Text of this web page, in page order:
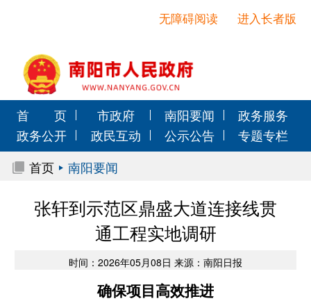
进入长者版
无障碍阅读
首 页 市政府 南阳要闻
政务服务
政务公开
政民互动 公示公告
专题专栏
首页
南阳要闻
张轩到示范区鼎盛大道连接线贯
通工程实地调研
时间：2026年05月08日 来源：南阳日报
确保项目高效推进